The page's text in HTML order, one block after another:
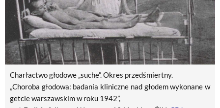
Charłactwo głodowe „suche”. Okres przedśmiertny.
„Choroba głodowa: badania kliniczne nad głodem wykonane w
getcie warszawskim w roku 1942”,